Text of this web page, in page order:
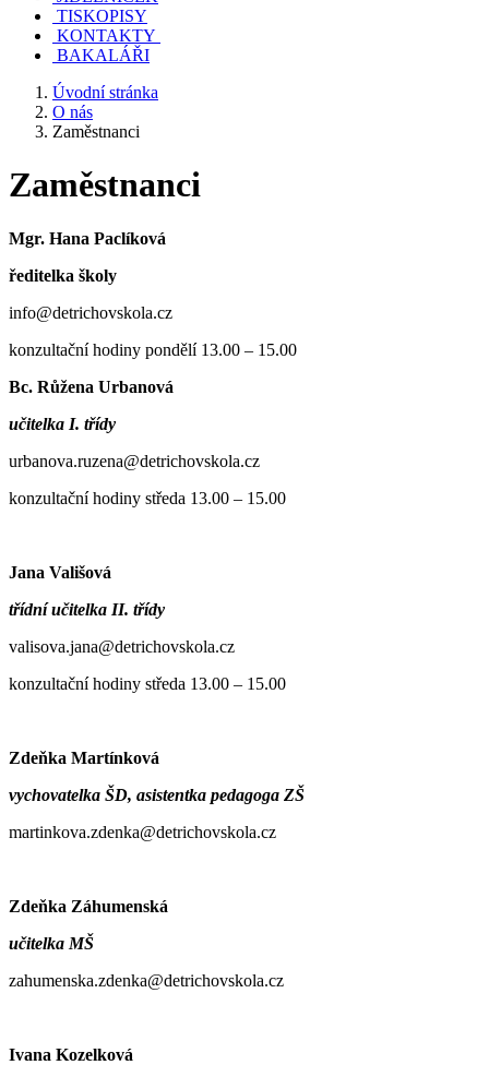
TISKOPISY
KONTAKTY
BAKALÁŘI
Úvodní stránka
O nás
Zaměstnanci
Zaměstnanci
Mgr. Hana Paclíková
ředitelka školy
info@detrichovskola.cz
konzultační hodiny pondělí 13.00 – 15.00
Bc. Růžena Urbanová
učitelka I. třídy
urbanova.ruzena@detrichovskola.cz
konzultační hodiny středa 13.00 – 15.00
Jana Vališová
třídní učitelka II. třídy
valisova.jana@detrichovskola.cz
konzultační hodiny středa 13.00 – 15.00
Zdeňka Martínková
vychovatelka ŠD, asistentka pedagoga ZŠ
martinkova.zdenka@detrichovskola.cz
Zdeňka Záhumenská
učitelka MŠ
zahumenska.zdenka@detrichovskola.cz
Ivana Kozelková